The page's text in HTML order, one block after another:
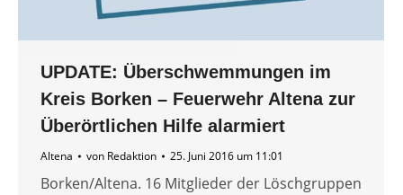
UPDATE: Überschwemmungen im
Kreis Borken – Feuerwehr Altena zur
Überörtlichen Hilfe alarmiert
Altena von Redaktion 25. Juni 2016 um 11:01
Borken/Altena. 16 Mitglieder der Löschgruppen